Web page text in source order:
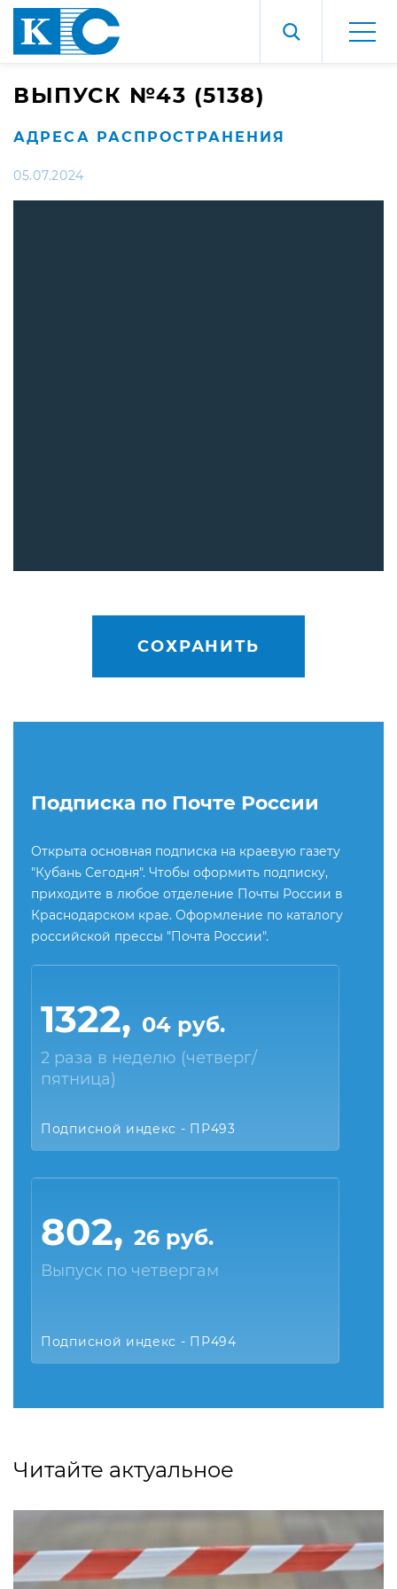
ВЫПУСК №43 (5138)
АДРЕСА РАСПРОСТРАНЕНИЯ
05.07.2024
СОХРАНИТЬ
Подписка по Почте России
Открыта основная подписка на краевую газету
"Кубань Сегодня". Чтобы оформить подписку,
приходите в любое отделение Почты России в
Краснодарском крае. Оформление по каталогу
российской прессы "Почта России".
1322, 04 руб.
2 раза в неделю (четверг/
пятница)
Подписной индекс - ПР493
802, 26 руб.
Выпуск по четвергам
Подписной индекс - ПР494
Читайте актуальное